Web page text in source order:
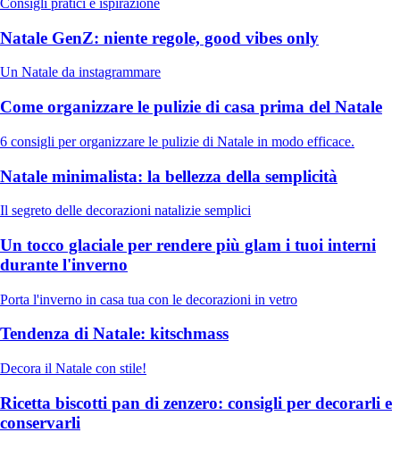
Consigli pratici e ispirazione
Natale GenZ: niente regole, good vibes only
Un Natale da instagrammare
Come organizzare le pulizie di casa prima del Natale
6 consigli per organizzare le pulizie di Natale in modo efficace.
Natale minimalista: la bellezza della semplicità
Il segreto delle decorazioni natalizie semplici
Un tocco glaciale per rendere più glam i tuoi interni
durante l'inverno
Porta l'inverno in casa tua con le decorazioni in vetro
Tendenza di Natale: kitschmass
Decora il Natale con stile!
Ricetta biscotti pan di zenzero: consigli per decorarli e
conservarli